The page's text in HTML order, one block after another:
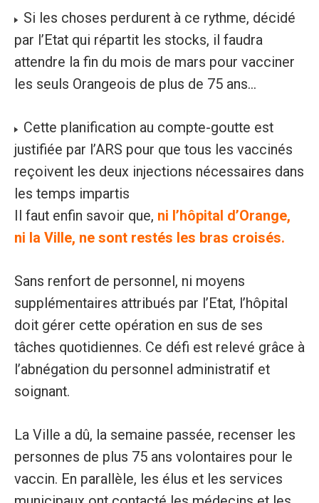
Si les choses perdurent à ce rythme, décidé
par l’Etat qui répartit les stocks, il faudra
attendre la fin du mois de mars pour vacciner
les seuls Orangeois de plus de 75 ans...
Cette planification au compte-goutte est
justifiée par l’ARS pour que tous les vaccinés
reçoivent les deux injections nécessaires dans
les temps impartis
Il faut enfin savoir que, ni l’hôpital d’Orange,
ni la Ville, ne sont restés les bras croisés.
Sans renfort de personnel, ni moyens
supplémentaires attribués par l’Etat, l’hôpital
doit gérer cette opération en sus de ses
tâches quotidiennes. Ce défi est relevé grâce à
l’abnégation du personnel administratif et
soignant.
La Ville a dû, la semaine passée, recenser les
personnes de plus 75 ans volontaires pour le
vaccin. En parallèle, les élus et les services